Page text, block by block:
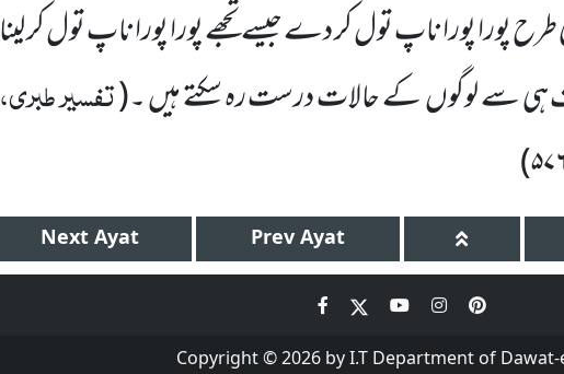
پورا پورا ناپ تول کر دے جیسے تجھے پورا پورا ناپ تول کر لینا
ہی سے لوگوںکے حالات درست رہ سکتے ہیں ۔(تفسیر طبری،
۵۷۶)
Next Ayat Prev Ayat
Copyright © 2026 by I.T Department of Dawat-